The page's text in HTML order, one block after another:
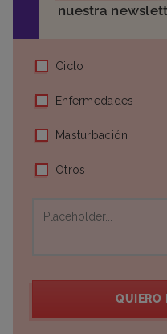
nuestra
Ciclo
Enfermedades
Masturbación
Otros
QUIERO